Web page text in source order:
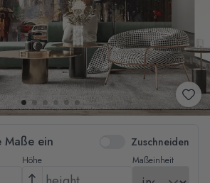
Maße ein Zuschneiden
Höhe Maßeinheit